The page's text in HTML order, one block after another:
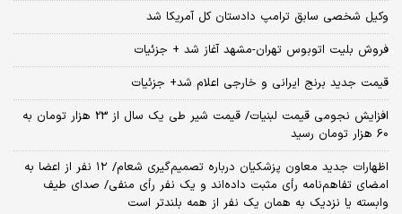
وکیل شخصی سابق ترامپ دادستان کل آمریکا شد
فروش بلیت اتوبوس تهران-مشهد آغاز شد + جزئیات
قیمت جدید برنج ایرانی و خارجی اعلام شد+ جزئیات
افزایش نجومی قیمت لبنیات/ قیمت شیر طی یک سال از 23 هزار تومان به
60 هزار تومان رسید
اظهارات جدید معاون پزشکیان درباره تصمیم‌گیری شعام/ ۱۲ نفر از اعضا به
امضای تفاهم‌نامه رأی مثبت داده‌اند و یک نفر رأی منفی/ صدای طیف
وابسته یا نزدیک به همان یک نفر از همه بلندتر است